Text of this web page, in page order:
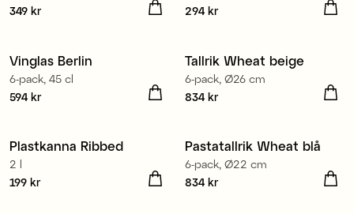
Pris :349 kr
349 kr Pris :294 kr
294 kr
Vinglas Berlin
6-pack, 45 cl
Pris :594 kr
594 kr
Tallrik Wheat beige
6-pack, Ø26 cm
Pris :834 kr
834 kr
Plastkanna Ribbed
2 l
Pris :199 kr
199 kr
Pastatallrik Wheat blå
6-pack, Ø22 cm
Pris :834 kr
834 kr